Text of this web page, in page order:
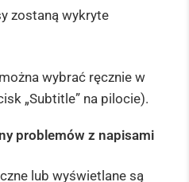
zostaną wykryte
wybrać ręcznie w
„Subtitle” na pilocie).
problemów z napisami
lub wyświetlane są